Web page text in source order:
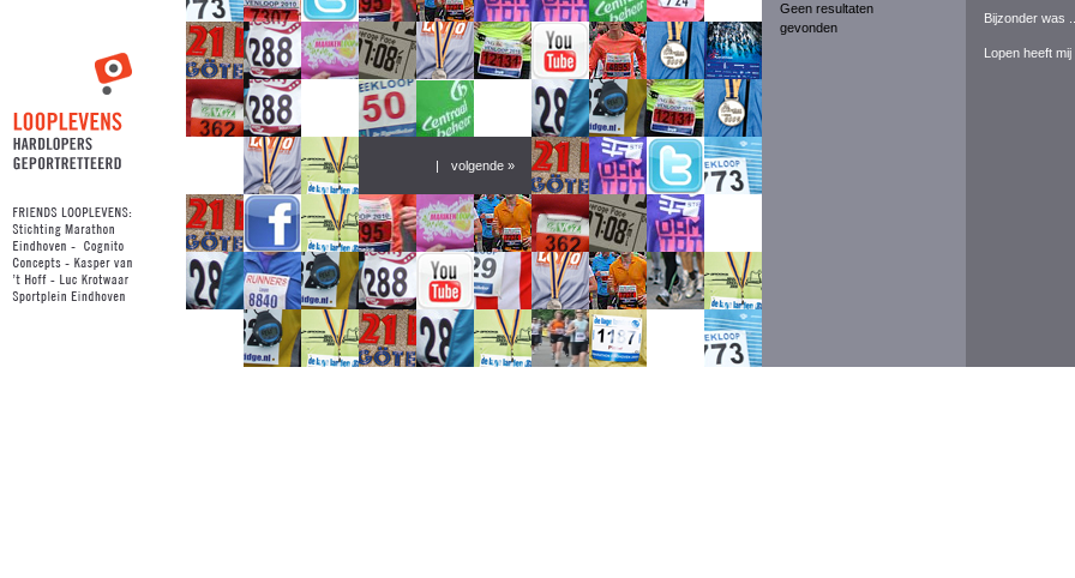
Geen resultaten
gevonden
Bijzonder was ...
Lopen heeft mij
| volgende »